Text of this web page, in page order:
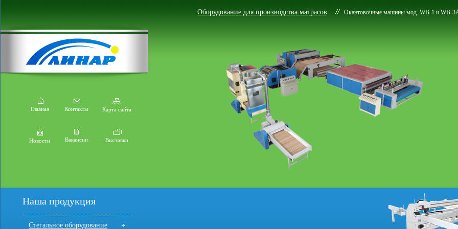
Главная Контакты Карта сайта
Новости Вакансии Выставки
Оборудование для производства матрасов Окантовочные машины мод. WB-1 и WB-
Наша продукция
Стегальное оборудование